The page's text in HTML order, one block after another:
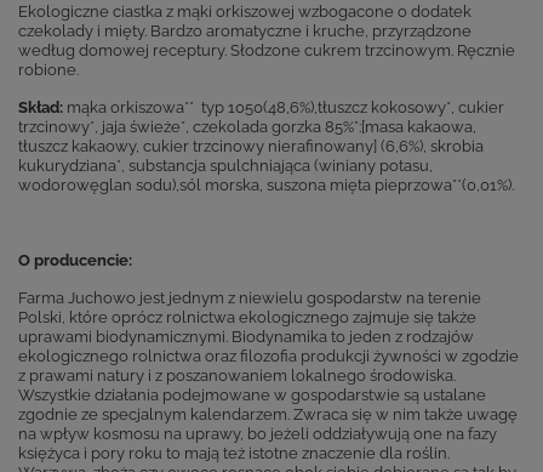
Ekologiczne ciastka z mąki orkiszowej wzbogacone o dodatek
czekolady i mięty. Bardzo aromatyczne i kruche, przyrządzone
według domowej receptury. Słodzone cukrem trzcinowym. Ręcznie
robione.
Skład: mąka orkiszowa** typ 1050(48,6%),tłuszcz kokosowy*, cukier
trzcinowy*, jaja świeże*, czekolada gorzka 85%*:[masa kakaowa,
tłuszcz kakaowy, cukier trzcinowy nierafinowany] (6,6%), skrobia
kukurydziana*, substancja spulchniająca (winiany potasu,
wodorowęglan sodu),sól morska, suszona mięta pieprzowa**(0,01%).
O producencie:
Farma Juchowo jest jednym z niewielu gospodarstw na terenie
Polski, które oprócz rolnictwa ekologicznego zajmuje się także
uprawami biodynamicznymi. Biodynamika to jeden z rodzajów
ekologicznego rolnictwa oraz filozofia produkcji żywności w zgodzie
z prawami natury i z poszanowaniem lokalnego środowiska.
Wszystkie działania podejmowane w gospodarstwie są ustalane
zgodnie ze specjalnym kalendarzem. Zwraca się w nim także uwagę
na wpływ kosmosu na uprawy, bo jeżeli oddziaływują one na fazy
księżyca i pory roku to mają też istotne znaczenie dla roślin.